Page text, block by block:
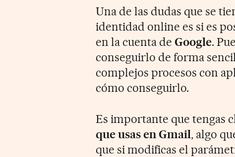
Una de las dudas que se
identidad online es si es
en la cuenta de Google.
conseguirlo de forma
complejos procesos con
cómo conseguirlo.
Es importante que tengas
que usas en Gmail, algo
que si modificas el